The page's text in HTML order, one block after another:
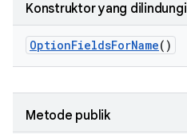
Konstruktor yang dilindungi
OptionFieldsForName()
Metode publik